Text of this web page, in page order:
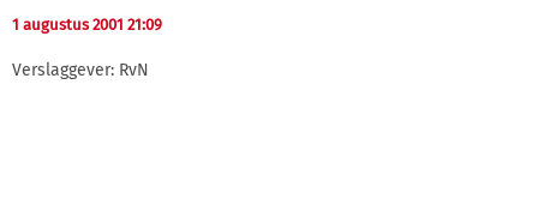
1 augustus 2001 21:09
Verslaggever: RvN